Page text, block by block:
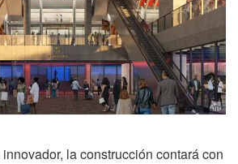
la construcción contará con